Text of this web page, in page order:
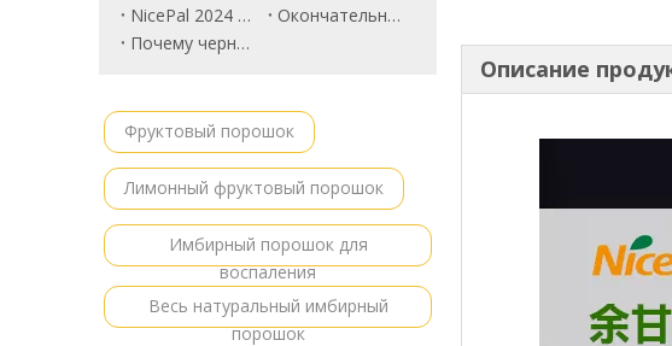
NicePal 2024 Продовольственная выставка Повестка дня
Окончательное руководство по корням свеклы
Почему черная красавица арбуз выделяется
Фруктовый порошок
Лимонный фруктовый порошок
Имбирный порошок для
воспаления
Весь натуральный имбирный
порошок
Описание